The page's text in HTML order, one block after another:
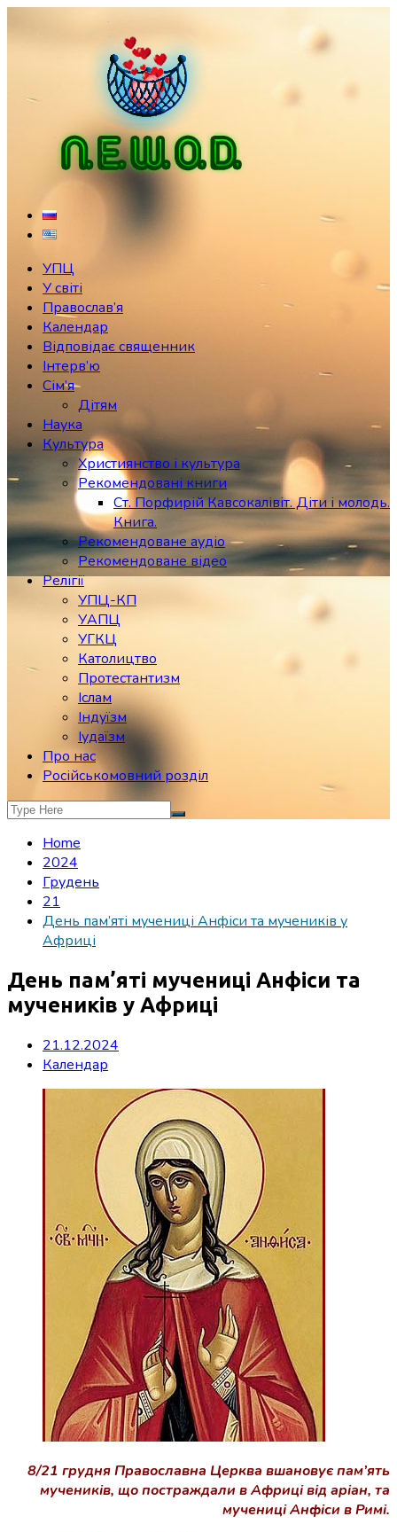
УПЦ
У світі
Православ’я
Календар
Відповідає священник
Інтерв’ю
Сім’я
Дітям
Наука
Культура
Християнство і культура
Рекомендовані книги
Ст. Порфирій Кавсокалівіт. Діти і молодь.
Книга.
Рекомендоване аудіо
Рекомендоване відео
Релігії
УПЦ-КП
УАПЦ
УГКЦ
Католицтво
Протестантизм
Іслам
Індуїзм
Іудаїзм
Про нас
Російськомовний розділ
Home
2024
Грудень
21
День пам’яті мучениці Анфіси та мучеників у
Африці
День пам’яті мучениці Анфіси та
мучеників у Африці
21.12.2024
Календар
8/21 грудня Православна Церква вшановує пам’ять
мучеників, що постраждали в Африці від аріан, та
мучениці Анфіси в Римі.